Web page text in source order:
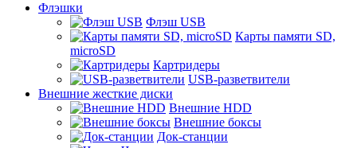
Флэшки
Флэш USB
Карты памяти SD,
microSD
Картридеры
USB-разветвители
Внешние жесткие диски
Внешние HDD
Внешние боксы
Док-станции